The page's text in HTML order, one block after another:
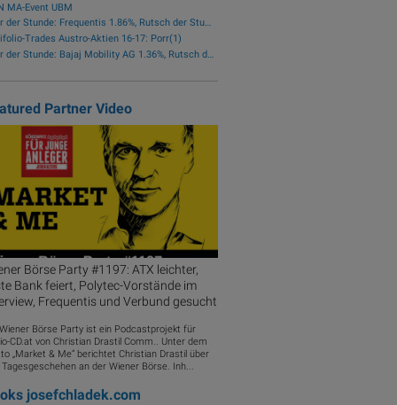
MA-Event UBM
Star der Stunde: Frequentis 1.86%, Rutsch der Stunde: Kapsch TrafficCom -2.16%
Trades Austro-Aktien 16-17: Porr(1)
Star der Stunde: Bajaj Mobility AG 1.36%, Rutsch der Stunde: Polytec Group -1.81%
Partner Video
Börse Party #1197: ATX leichter,
Bank feiert, Polytec-Vorstände im
Frequentis und Verbund gesucht
Börse Party ist ein Podcastprojekt für
CD.at von Christian Drastil Comm.. Unter dem
„Market & Me“ berichtet Christian Drastil über
an der Wiener Börse. Inh...
josefchladek.com